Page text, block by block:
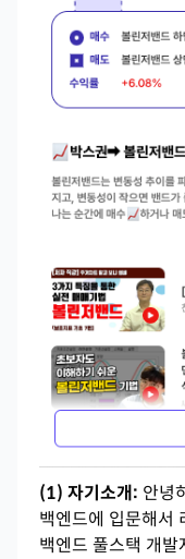
(1) 자기소개: 안녕
백엔드에 입문해서
백엔드 풀스택 개